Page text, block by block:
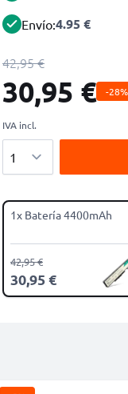
Envío:4.95 €
42,95 €
30,95 € -28%
IVA incl.
1x Batería 4400mAh
30,95 €
42,95 €